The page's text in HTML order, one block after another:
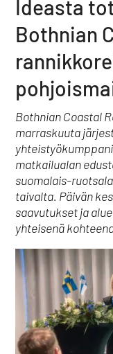
Ideasta
Bothnian
Bothnian Coastal
marraskuuta
matkailualan
suomalais-
taivalta. Päivän
saavutukset ja
yhteisenä